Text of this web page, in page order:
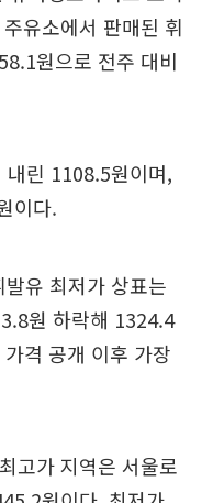
유소에서 판매된 휘
원으로 전주 대비
내린 1108.5원이며,
이다.
유 최저가 상표는
원 하락해 1324.4
격 공개 이후 가장
고가 지역은 서울로